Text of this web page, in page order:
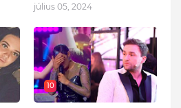
július 05, 2024
10